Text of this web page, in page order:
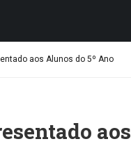
aos Alunos do 5º Ano